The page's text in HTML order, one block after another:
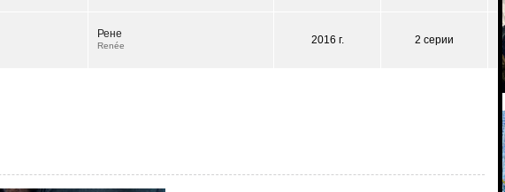
Рене
Renée 2016 г. 2 серии